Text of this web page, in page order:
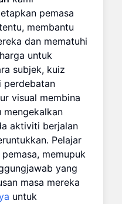
pemasa
membantu
dan mematuhi
untuk
subjek, kuiz
perdebatan
visual membina
mengekalkan
aktiviti berjalan
Pelajar
memupuk
yang
masa mereka
untuk